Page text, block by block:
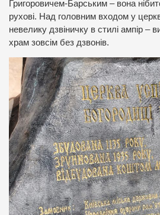
Григоровичем-Барським – вона
рухові. Над головним входом у
невелику дзвіничку в стилі ампір –
храм зовсім без дзвонів.